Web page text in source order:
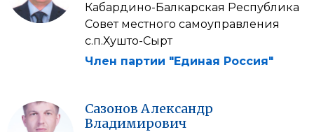
Кабардино-Балкарская Республика
Совет местного самоуправления
с.п.Хушто-Сырт
Член партии "Единая Россия"
Сазонов Александр
Владимирович